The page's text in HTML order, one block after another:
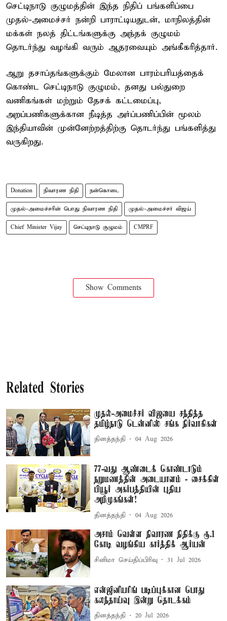
செட்டிநாடு குழுமத்தின் இந்த நிதிப் பங்களிப்பை
முதல்-அமைச்சர் நன்றி பாராட்டியதுடன், மாநிலத்தின்
மக்கள் நலத் திட்டங்களுக்கு அந்தக் குழுமம்
தொடர்ந்து வழங்கி வரும் ஆதரவையும் அங்கீகரித்தார்.
ஆறு தசாப்தங்களுக்கும் மேலான பாரம்பரியத்தைக்
கொண்ட செட்டிநாடு குழுமம், தனது பல்துறை
வணிகங்கள் மற்றும் தேசக் கட்டமைப்பு,
அறப்பணிகளுக்கான நீடித்த அர்ப்பணிப்பின் மூலம்
இந்தியாவின் முன்னேற்றத்திற்கு தொடர்ந்து பங்களித்து
வருகிறது.
Donation நிவாரண நிதி நன்கொடை
முதல்-அமைச்சரின் பொது நிவாரண நிதி முதல்-அமைச்சர் விஜய்
Chief Minister Vijay செட்டிநாடு குழுமம் CMPRF
Show Comments
Related Stories
முதல்-அமைச்சர் விஜயை சந்தித்த
தமிழ்நாடு டென்னிஸ் சங்க நிர்வாகிகள்
தினத்தந்தி 04 Aug 2026
77-வது ஆண்டைக் கொண்டாடும்
நறுமணத்தின் அடையாளம் - சைக்கிள்
பியூர் அகர்பத்தியின் புதிய
அறிமுகங்கள்!
தினத்தந்தி 04 Aug 2026
அசாம் வெள்ள நிவாரண நிதிக்கு ரூ.1
கோடி வழங்கிய கார்த்திக் ஆர்யன்
சினிமா செய்திப்பிரிவு 31 Jul 2026
என்ஜினீயரிங் படிப்புக்கான பொது
கலந்தாய்வு இன்று தொடக்கம்
தினத்தந்தி 20 Jul 2026